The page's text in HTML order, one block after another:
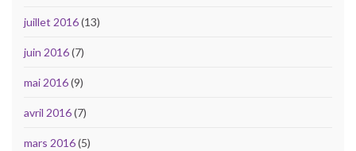
juillet 2016(13)
juin 2016(7)
mai 2016(9)
avril 2016(7)
mars 2016(5)